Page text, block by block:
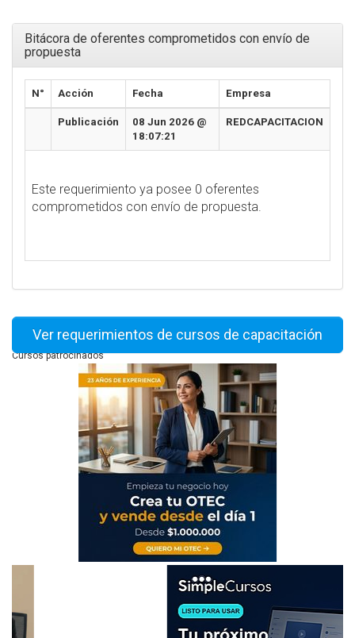
Bitácora de oferentes comprometidos con envío de
propuesta
N° Acción Fecha Empresa
Publicación
08 Jun 2026 @
18:07:21
REDCAPACITACION
Este requerimiento ya posee 0 oferentes
comprometidos con envío de propuesta.
Ver requerimientos de cursos de capacitación
Cursos patrocinados